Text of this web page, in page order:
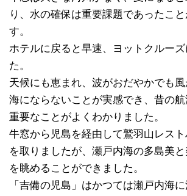
り、水の確保は重要課題であったこ
す。
ホテルに戻ると早速、ヨットクルー
た。
天候にも恵まれ、波がおだやかでも
海にならないことが実感でき、昔の
重要なことがよくわかりました。
牛窓から児島を経由して鷲羽山レス
を取りましたが、瀬戸内海の多島美
を眺めることができました。
「吉備の児島」はかつては瀬戸内海